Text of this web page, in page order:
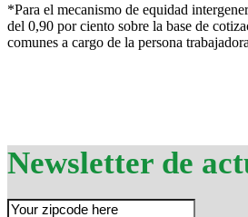
*Para el mecanismo de equidad
del 0,90 por ciento sobre la base de
comunes a cargo de la persona
Newsletter de